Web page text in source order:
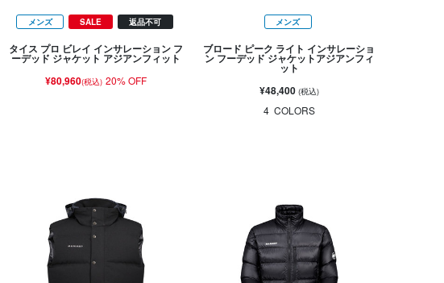
メンズ SALE 返品不可
タイス プロ ビレイ インサレーション フ
ーデッド ジャケット アジアンフィット
¥80,960(税込) 20% OFF
メンズ
ブロード ピーク ライト インサレーショ
ン フーデッド ジャケットアジアンフィ
ット
¥48,400 (税込)
4 COLORS